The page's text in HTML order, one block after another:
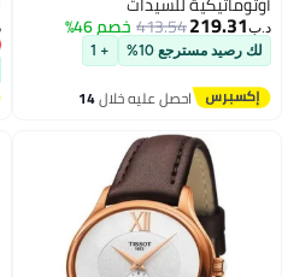
د.ب‏219.31
413.54خصم 46%
لك رصيد مسترجع 10% + 1
احصل عليه خلال14